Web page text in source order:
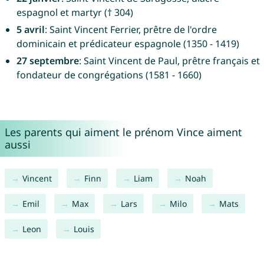
espagnol et martyr († 304)
5 avril: Saint Vincent Ferrier, prêtre de l'ordre
dominicain et prédicateur espagnole (1350 - 1419)
27 septembre: Saint Vincent de Paul, prêtre français et
fondateur de congrégations (1581 - 1660)
Les parents qui aiment le prénom Vince aiment
aussi
Vincent Finn Liam Noah
Emil Max Lars Milo Mats
Leon Louis